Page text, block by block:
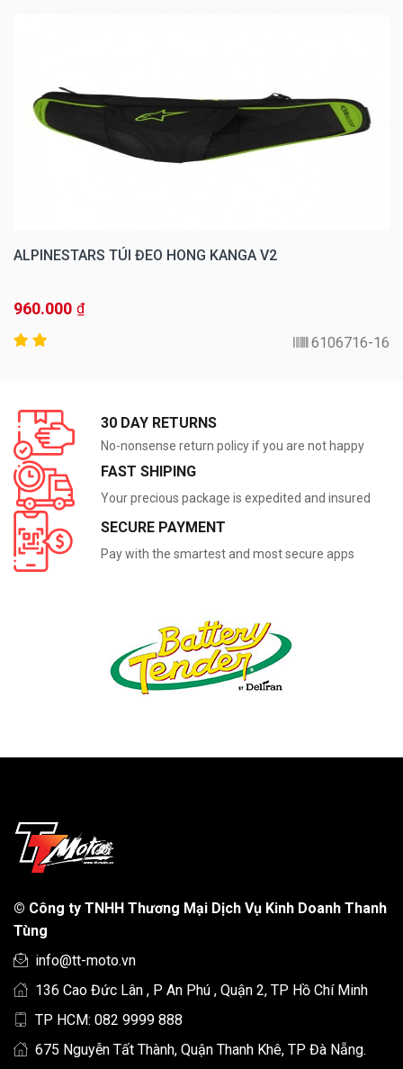
ALPINESTARS TÚI ĐEO HONG KANGA V2
960.000 ₫
6106716-16
30 DAY RETURNS
No-nonsense return policy if you are not happy
FAST SHIPING
Your precious package is expedited and insured
SECURE PAYMENT
Pay with the smartest and most secure apps
© Công ty TNHH Thương Mại Dịch Vụ Kinh Doanh Thanh
Tùng
info@tt-moto.vn
136 Cao Đức Lân , P An Phú , Quận 2, TP Hồ Chí Minh
TP HCM: 082 9999 888
675 Nguyễn Tất Thành, Quận Thanh Khê, TP Đà Nẵng.